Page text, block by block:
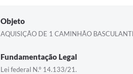
Objeto
AQUISIÇÃO DE 1 CAMINHÃO
Fundamentação Legal
Lei federal N.º 14.133/21.